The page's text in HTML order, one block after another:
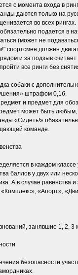
с момента входа в
даются только на
во всех рингах.
подается в
(может не
спортсмен должен
и за подзыв считает
все ринги без
собаки с
штрафом 0,1б.
и предмет для
может быть
«Сидеть!»
команде.
в каждом
баллов у двух или
А в случае равенства
«Апорт»,
занявшие 1, 2,
безопасности